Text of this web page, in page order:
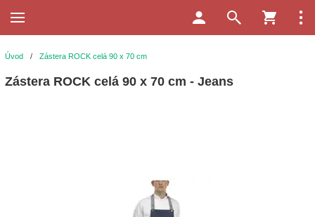
Úvod / Zástera ROCK celá 90 x 70 cm
Zástera ROCK celá 90 x 70 cm - Jeans